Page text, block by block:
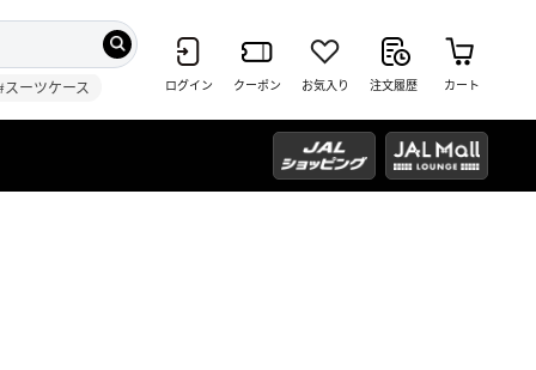
スーツケース ログイン クーポン お気入り 注文履歴 カート